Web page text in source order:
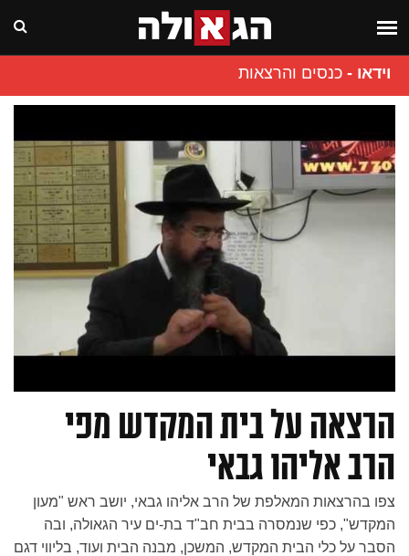
וידאו - כנסים והרצאות
הרצאה על בית המקדש מפי
הרב אליהו גבאי
צפו בהרצאות המאלפת של הרב אליהו גבאי, יושב ראש "מעון
המקדש", כפי שנמסרה בבית חב"ד בת-ים עיר הגאולה, ובה
הסבר על כלי הבית המקדש, המשכן, מבנה הבית ועוד, בליווי דגם